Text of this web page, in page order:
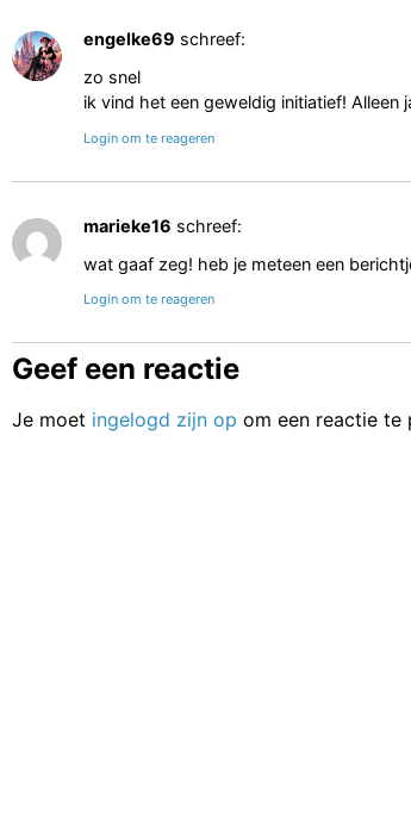
engelke69 schreef:
zo snel
ik vind het een geweldig initiatief! Alleen
Login om te reageren
marieke16 schreef:
wat gaaf zeg! heb je meteen een
Login om te reageren
Geef een reactie
Je moet ingelogd zijn op om een reactie te